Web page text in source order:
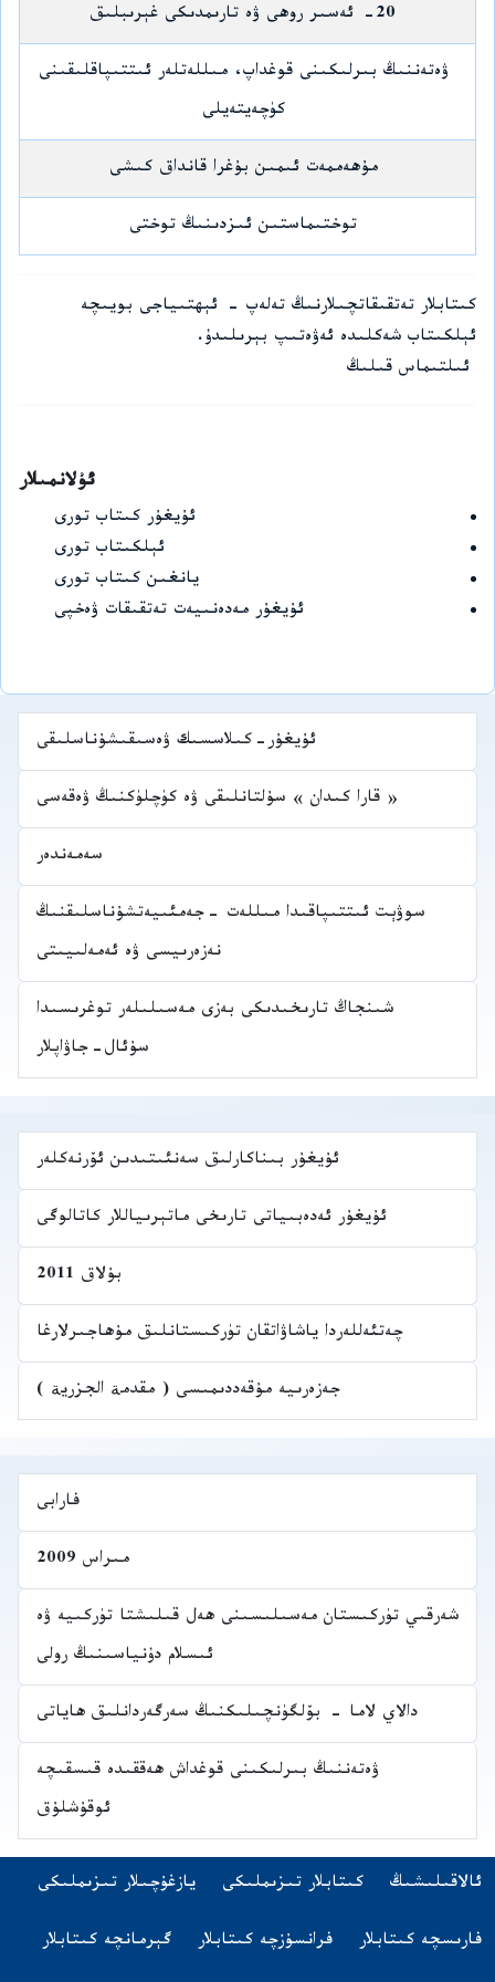
20- ئەسىر روھى ۋە تارىمدىكى غېرىبلىق
ۋەتەننىڭ بىرلىكىنى قوغداپ، مىللەتلەر ئىتتىپاقلىقىنى
كۈچەيتەيلى
مۇھەممەت ئىمىن بۇغرا قانداق كىشى
توختىماستىن ئىزدىنىڭ توختى
كىتابلار تەتقىقاتچىلارنىڭ تەلەپ - ئېھتىياجى بويىچە
ئېلكىتاب شەكلىدە ئەۋەتىپ بېرىلىدۇ.
ئىلتىماس قىلىڭ
ئۇلانمىلار
ئۇيغۇر كىتاب تورى
ئېلكىتاب تورى
يانغىن كىتاب تورى
ئۇيغۇر مەدەنىيەت تەتقىقات ۋەخپى
ئۇيغۇر-كىلاسسىك ۋەسىقىشۇناسلىقى
« قارا كىدان » سۇلتانلىقى ۋە كۈچلۈكنىڭ ۋەقەسى
سەمەندەر
سوۋېت ئىتتىپاقىدا مىللەت -جەمئىيەتشۇناسلىقنىڭ
نەزەرىيسى ۋە ئەمەلىيىتى
شىنجاڭ تارىخىدىكى بەزى مەسىلىلەر توغرىسىدا
سۇئال-جاۋاپلار
ئۇيغۇر بىناكارلىق سەنئىتىدىن ئۆرنەكلەر
ئۇيغۇر ئەدەبىياتى تارىخى ماتېرىياللار كاتالوگى
بۇلاق 2011
چەتئەللەردا ياشاۋاتقان تۈركىستانلىق مۇھاجىرلارغا
جەزەرىيە مۇقەددىمىسى ( مقدمة الجزرية )
فارابى
مىراس 2009
شەرقىي تۈركىستان مەسىلىسىنى ھەل قىلىشتا تۈركىيە ۋە
ئىسلام دۇنياسىنىڭ رولى
دالاي لاما - بۆلگۈنچىلىكنىڭ سەرگەردانلىق ھاياتى
ۋەتەننىڭ بىرلىكىنى قوغداش ھەققىدە قىسقىچە
ئوقۇشلۇق
Navigation
ئالاقىلىشىڭ كىتابلار تىزىملىكى
(opens in new tab) يازغۇچىلار تىزىملىكى
باشقا تىلدىكى كىتابلار
فارىسچە كىتابلار
(opens in new tab) فرانسۇزچە كىتابلار
(opens in new tab) گېرمانچە كىتابلار
(opens in new tab)